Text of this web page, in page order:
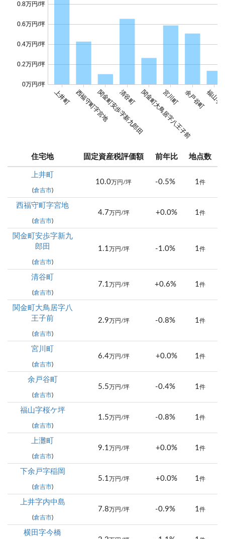
上井町 西福守町字宮地関金町安歩字新九郎田
清谷町 関金町大鳥居字八王子前
宮川町 余戸谷町福山
0万円/坪
0.2万円/坪
0.4万円/坪
0.6万円/坪
0.8万円/坪
住宅地 固定資産税評価額 前年比 地点数
上井町
(倉吉市)
10.0万円/坪 -0.5% 1件
西福守町字宮地
(倉吉市)
4.7 万円/坪 +0.0% 1件
関金町安歩字新九
郎田
(倉吉市)
1.1 万円/坪 -1.0% 1件
清谷町
(倉吉市)
7.1 万円/坪 +0.6% 1件
関金町大鳥居字八
王子前
(倉吉市)
2.9 万円/坪 -0.8% 1件
宮川町
(倉吉市)
6.4万円/坪 +0.0% 1件
余戸谷町
(倉吉市)
5.5 万円/坪 -0.4% 1件
福山字桜ケ坪
(倉吉市)
1.5 万円/坪 -0.8% 1件
上灘町
(倉吉市)
9.1 万円/坪 +0.0% 1件
下余戸字稲岡
(倉吉市)
5.1 万円/坪 +0.0% 1件
上井字内中島
(倉吉市)
7.8 万円/坪 -0.9% 1件
横田字今橋